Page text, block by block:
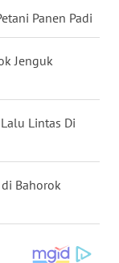
Panen Padi
Jenguk
Lintas Di
Bahorok